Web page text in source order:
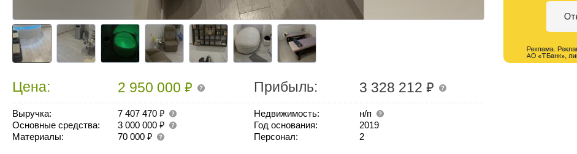
Цена: 2 950 000₽ Прибыль: 3 328 212 ₽
Выручка: 7 407 470₽
Основные средства: 3 000 000₽
Материалы: 70 000₽
Недвижимость:
н/п
Год основания:
2019
Персонал:
2